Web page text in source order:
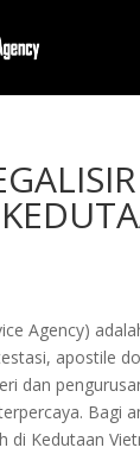
Agency)
apostile
dan
Bagi
di Kedutaan